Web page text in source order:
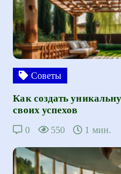
Советы
Как создать
своих успехов
0 550 1 мин.